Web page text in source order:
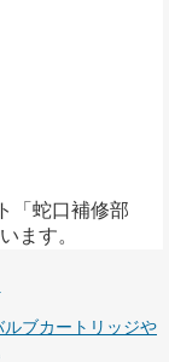
「蛇口補修部
ます。
ブカートリッジや